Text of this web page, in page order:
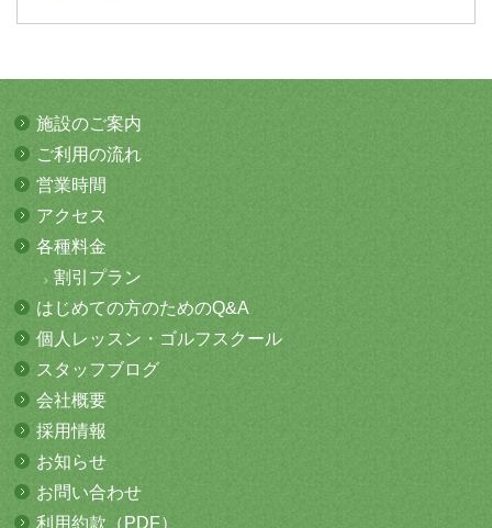
施設のご案内
ご利用の流れ
営業時間
アクセス
各種料金
割引プラン
はじめての方のためのQ&A
個人レッスン・ ゴルフスクール
スタッフブログ
会社概要
採用情報
お知らせ
お問い合わせ
利用約款（PDF）